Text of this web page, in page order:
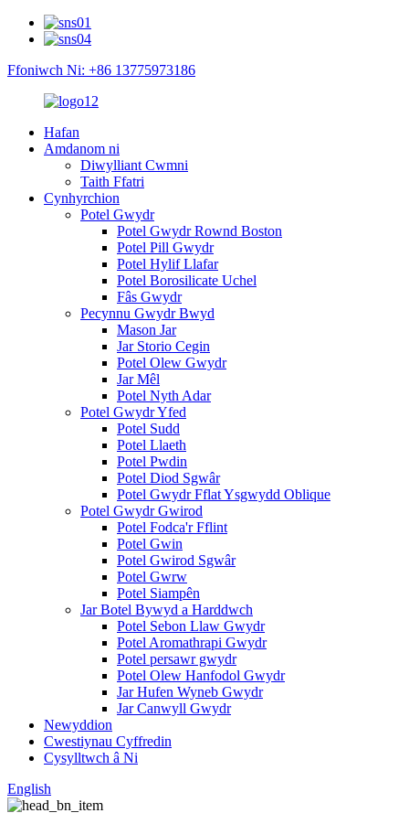
Ffoniwch Ni: +86 13775973186
Hafan
Amdanom ni
Diwylliant Cwmni
Taith Ffatri
Cynhyrchion
Potel Gwydr
Potel Gwydr Rownd Boston
Potel Pill Gwydr
Potel Hylif Llafar
Potel Borosilicate Uchel
Fâs Gwydr
Pecynnu Gwydr Bwyd
Mason Jar
Jar Storio Cegin
Potel Olew Gwydr
Jar Mêl
Potel Nyth Adar
Potel Gwydr Yfed
Potel Sudd
Potel Llaeth
Potel Pwdin
Potel Diod Sgwâr
Potel Gwydr Fflat Ysgwydd Oblique
Potel Gwydr Gwirod
Potel Fodca'r Fflint
Potel Gwin
Potel Gwirod Sgwâr
Potel Gwrw
Potel Siampên
Jar Botel Bywyd a Harddwch
Potel Sebon Llaw Gwydr
Potel Aromathrapi Gwydr
Potel persawr gwydr
Potel Olew Hanfodol Gwydr
Jar Hufen Wyneb Gwydr
Jar Canwyll Gwydr
Newyddion
Cwestiynau Cyffredin
Cysylltwch â Ni
English